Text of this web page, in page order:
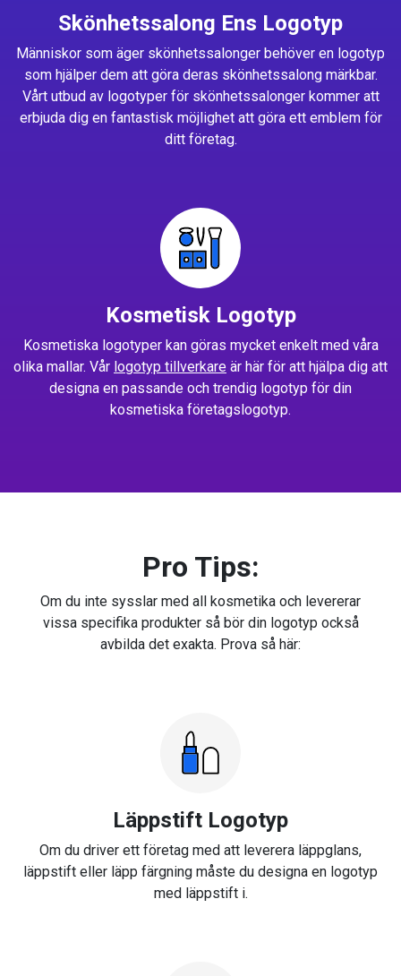
Skönhetssalong Ens Logotyp
Människor som äger skönhetssalonger behöver en logotyp
som hjälper dem att göra deras skönhetssalong märkbar.
Vårt utbud av logotyper för skönhetssalonger kommer att
erbjuda dig en fantastisk möjlighet att göra ett emblem för
ditt företag.
Kosmetisk Logotyp
Kosmetiska logotyper kan göras mycket enkelt med våra
olika mallar. Vår logotyp tillverkare är här för att hjälpa dig att
designa en passande och trendig logotyp för din
kosmetiska företagslogotyp.
Pro Tips:
Om du inte sysslar med all kosmetika och levererar
vissa specifika produkter så bör din logotyp också
avbilda det exakta. Prova så här:
Läppstift Logotyp
Om du driver ett företag med att leverera läppglans,
läppstift eller läpp färgning måste du designa en logotyp
med läppstift i.